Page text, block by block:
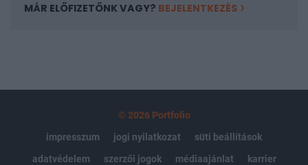
MÁR ELŐFIZETŐNK VAGY? BEJELENTKEZÉS
© 2026 Portfolio
impresszum
jogi nyilatkozat
süti beállítások
adatvédelem
szerzői jogok médiaajánlat karrier